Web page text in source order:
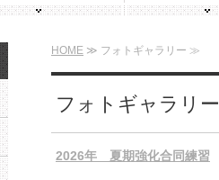
HOME ≫ フォトギャラリー ≫
フォトギャラリー
2026年 夏期強化合同練習